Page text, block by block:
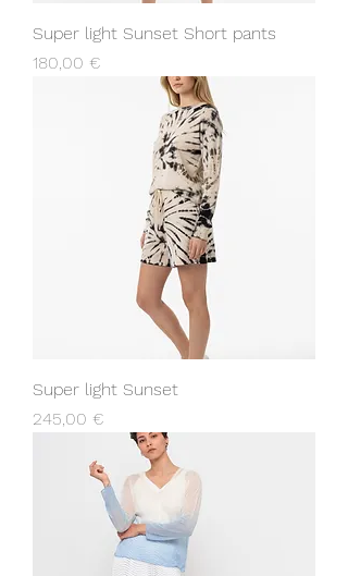
Super light Sunset Short pants
Prezzo
180,00 €
Super light Sunset
Prezzo
245,00 €